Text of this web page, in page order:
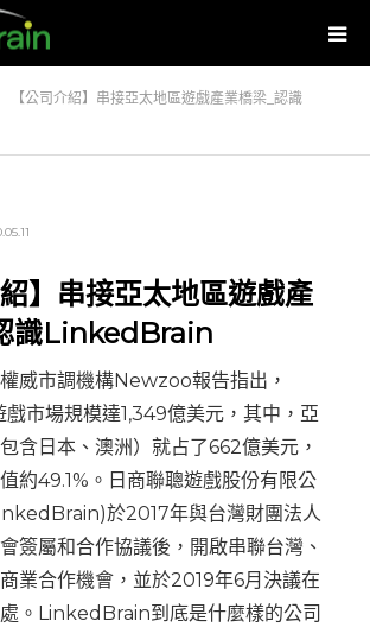
【公司介紹】串接亞太地區遊戲產業橋梁_認識
紹】串接亞太地區遊戲產
識LinkedBrain
威市調機構Newzoo報告指出，
市場規模達1,349億美元，其中，亞
含日本、澳洲）就占了662億美元，
約49.1%。日商聯聰遊戲股份有限公
於2017年與台灣財團法人
簽屬和合作協議後，開啟串聯台灣、
業合作機會，並於2019年6月決議在
。LinkedBrain到底是什麼樣的公司